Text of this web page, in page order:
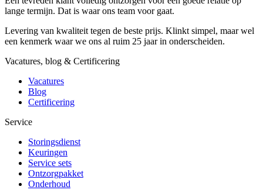
lange termijn. Dat is waar ons team voor gaat.
Levering van kwaliteit tegen de beste prijs. Klinkt simpel, maar wel
een kenmerk waar we ons al ruim 25 jaar in onderscheiden.
Vacatures, blog & Certificering
Vacatures
Blog
Certificering
Service
Storingsdienst
Keuringen
Service sets
Ontzorgpakket
Onderhoud